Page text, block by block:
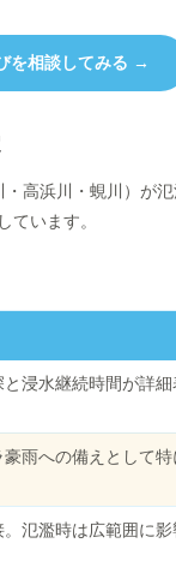
を相談してみる →
高浜川・蜆川）が
ています。
浸水継続時間が詳
雨への備えとして特
氾濫時は広範囲に